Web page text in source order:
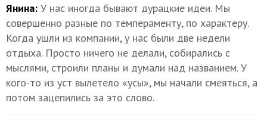
Янина: У нас иногда бывают дурацкие идеи. Мы
совершенно разные по темпераменту, по характеру.
Когда ушли из компании, у нас были две недели
отдыха. Просто ничего не делали, собирались с
мыслями, строили планы и думали над названием. У
кого-то из уст вылетело «усы», мы начали смеяться, а
потом зацепились за это слово.